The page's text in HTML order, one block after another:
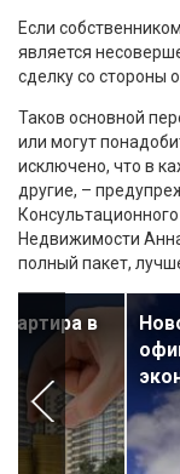
Если
является
сделку со стороны
Таков основной
или могут
исключено, что в
другие, –
Недвижимости
полный пакет,
в